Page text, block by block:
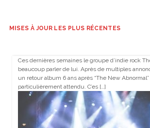
MISES À JOUR LES PLUS RÉCENTES
Ces dernières semaines le groupe d’indie rock
beaucoup parler de lui. Après de multiples
un retour album 6 ans après “The New
particulièrement attendu. C’es […]